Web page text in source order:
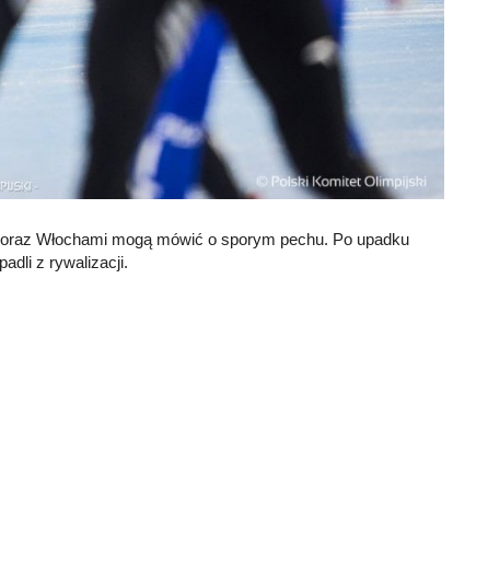
Włochami mogą mówić o sporym pechu. Po upadku
z rywalizacji.